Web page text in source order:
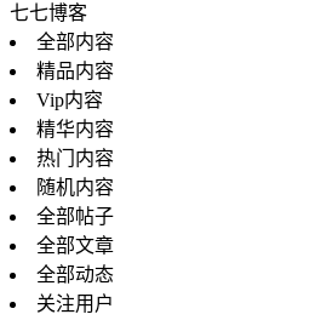
七七博客
全部内容
精品内容
Vip内容
精华内容
热门内容
随机内容
全部帖子
全部文章
全部动态
关注用户